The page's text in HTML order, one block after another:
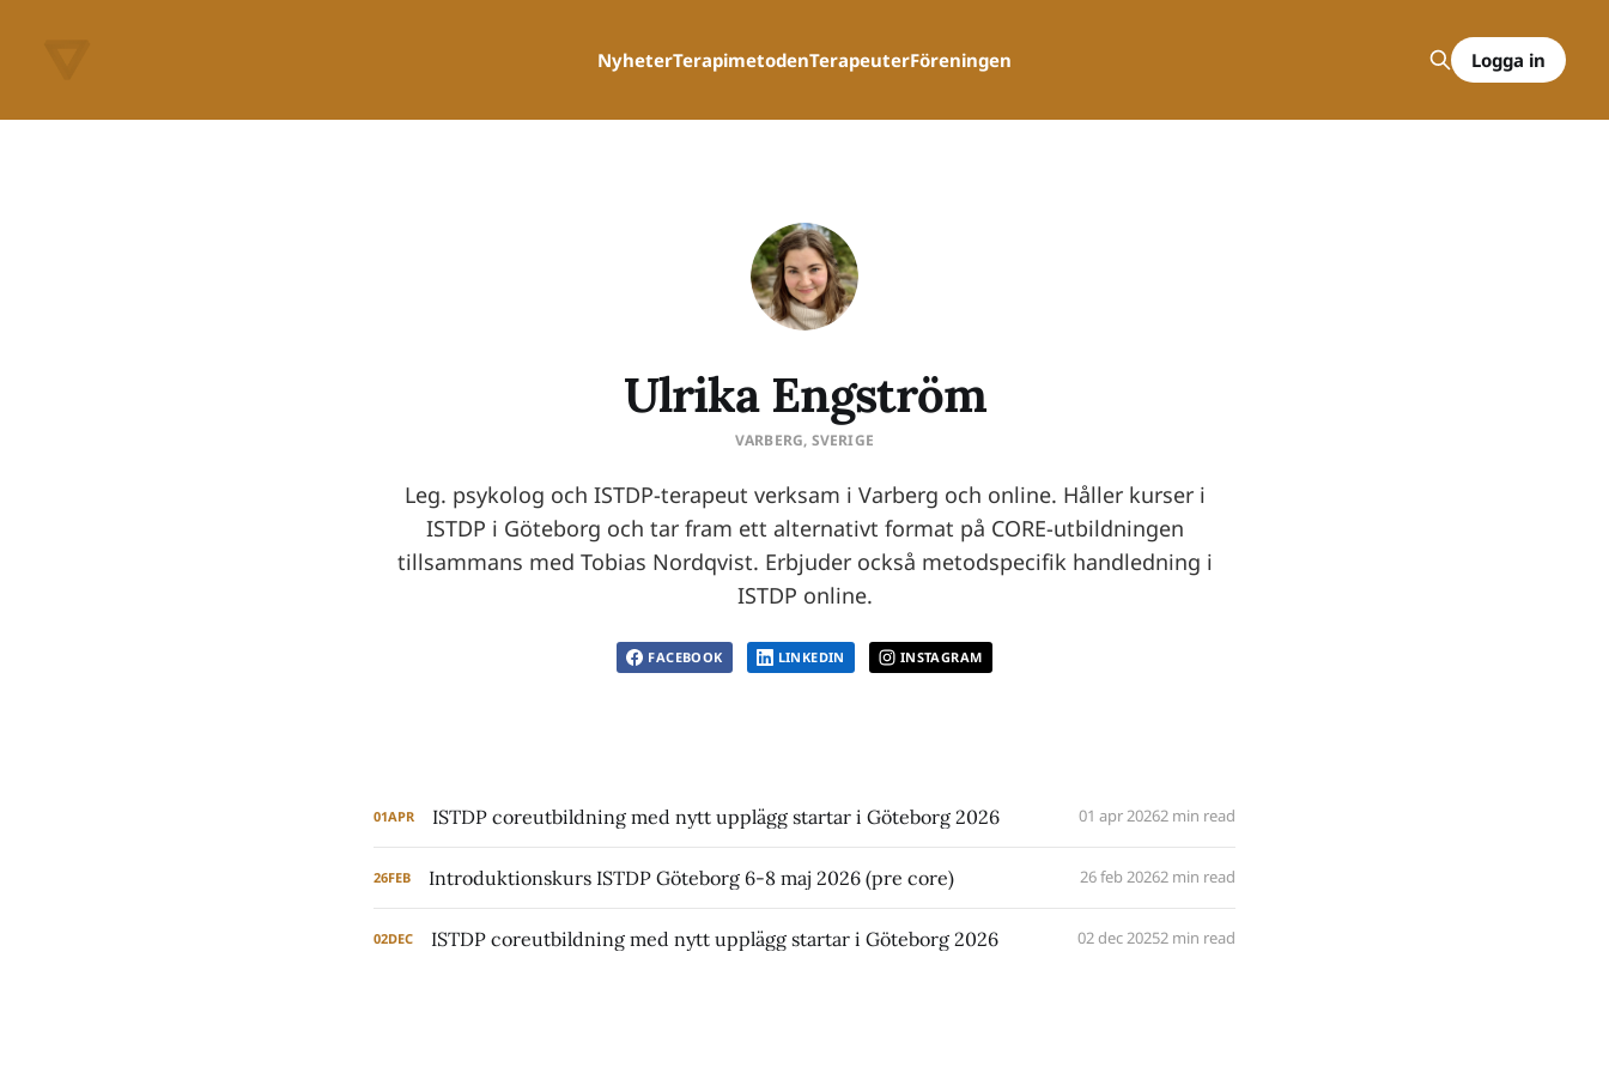
NyheterTerapimetodenTerapeuterFöreningen Logga in
Ulrika Engström
VARBERG, SVERIGE
Leg. psykolog och ISTDP-terapeut verksam i Varberg och online. Håller kurser i
ISTDP i Göteborg och tar fram ett alternativt format på CORE-utbildningen
tillsammans med Tobias Nordqvist. Erbjuder också metodspecifik handledning i
ISTDP online.
FACEBOOK LINKEDIN INSTAGRAM
01APR ISTDP coreutbildning med nytt upplägg startar i Göteborg 2026 01 apr 20262 min read
26FEB Introduktionskurs ISTDP Göteborg 6-8 maj 2026 (pre core) 26 feb 20262 min read
02DEC ISTDP coreutbildning med nytt upplägg startar i Göteborg 2026 02 dec 20252 min read